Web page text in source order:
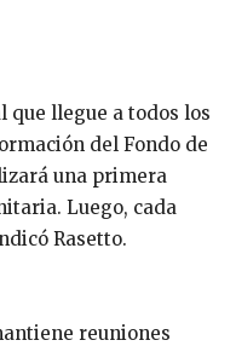
que llegue a todos los
del Fondo de
una primera
Luego, cada
Rasetto.
reuniones